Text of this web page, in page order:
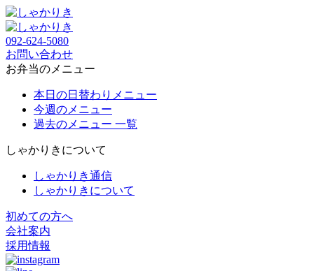
092-624-5080
お問い合わせ
お弁当のメニュー
本日の日替わりメニュー
今週のメニュー
過去のメニュー 一覧
しゃかりきについて
しゃかりき通信
しゃかりきについて
初めての方へ
会社案内
採用情報